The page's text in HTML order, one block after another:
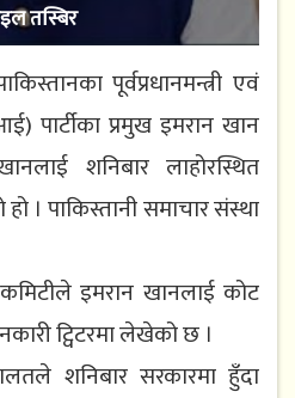
तस्बिर
पूर्वप्रधानमन्त्री एवं
पार्टीका प्रमुख इमरान खान
शनिबार लाहोरस्थित
। पाकिस्तानी समाचार संस्था
कमिटीले इमरान खानलाई कोट
ट्विटरमा लेखेको छ ।
शनिबार सरकारमा हुँदा